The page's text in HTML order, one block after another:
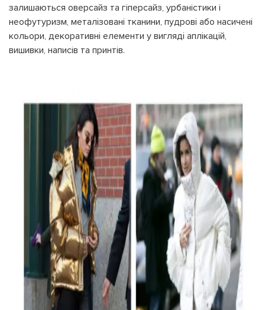
залишаються оверсайз та гіперсайз, урбаністики і
неофутуризм, металізовані тканини, пудрові або насичені
кольори, декоративні елементи у вигляді аплікацій,
вишивки, написів та принтів.